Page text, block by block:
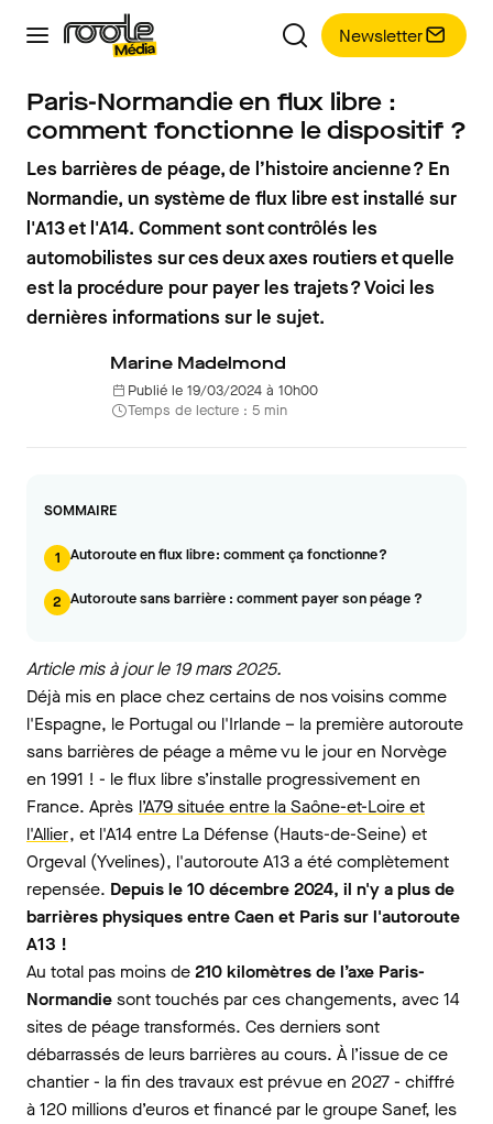
Newsletter
Paris-Normandie en flux libre :
comment fonctionne le dispositif ?
Les barrières de péage, de l’histoire ancienne ? En
Normandie, un système de flux libre est installé sur
l'A13 et l'A14. Comment sont contrôlés les
automobilistes sur ces deux axes routiers et quelle
est la procédure pour payer les trajets ? Voici les
dernières informations sur le sujet.
Marine Madelmond
Publié le 19/03/2024 à 10h00
Temps de lecture : 5 min
SOMMAIRE
1 Autoroute en flux libre : comment ça fonctionne ?
2 Autoroute sans barrière : comment payer son péage ?
Article mis à jour le 19 mars 2025.
Déjà mis en place chez certains de nos voisins comme
l'Espagne, le Portugal ou l'Irlande – la première autoroute
sans barrières de péage a même vu le jour en Norvège
en 1991 ! - le flux libre s’installe progressivement en
France. Après l’A79 située entre la Saône-et-Loire et
l'Allier, et l'A14 entre La Défense (Hauts-de-Seine) et
Orgeval (Yvelines), l'autoroute A13 a été complètement
repensée. Depuis le 10 décembre 2024, il n'y a plus de
barrières physiques entre Caen et Paris sur l'autoroute
A13 !
Au total pas moins de210 kilomètres de l’axe Paris-
Normandiesont touchés par ces changements, avec 14
sites de péage transformés. Ces derniers sont
débarrassés de leurs barrières au cours. À l’issue de ce
chantier - la fin des travaux est prévue en 2027 - chiffré
à 120 millions d’euros et financé par le groupe Sanef, les